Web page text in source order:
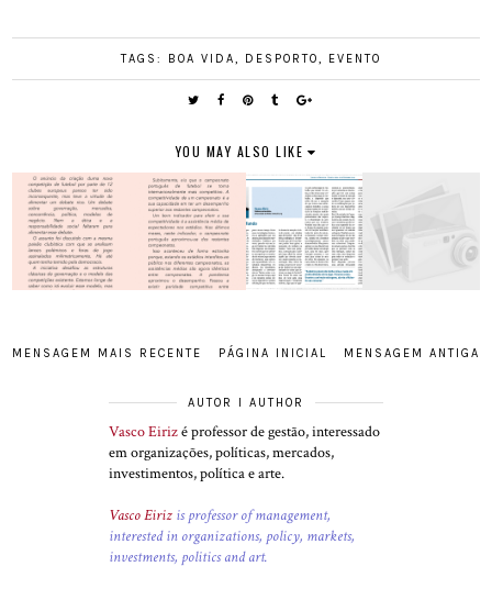
TAGS: BOA VIDA, DESPORTO, EVENTO
YOU MAY ALSO LIKE
MENSAGEM MAIS RECENTE MENSAGEM ANTIGA
PÁGINA INICIAL
AUTOR I AUTHOR
Vasco Eirizé professor de gestão, interessado
em organizações, políticas, mercados,
investimentos, política e arte.
Vasco Eiriz is professor of management,
interested in organizations, policy, markets,
investments, politics and art.